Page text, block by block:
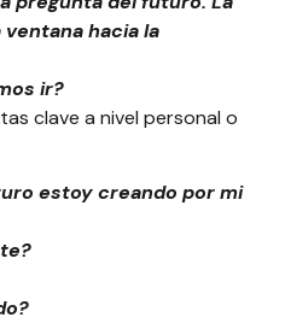
hacia la
ir?
clave a nivel personal o
estoy creando por mi